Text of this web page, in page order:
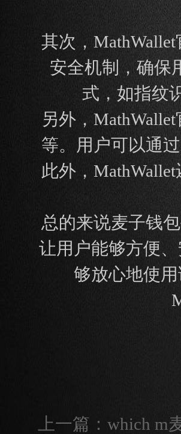
其次，
安全机制，确保
式，如指纹
另外，
等。用户可以通
此外，
总的来说麦子钱
让用户能够方便
够放心地使
上一篇： which m